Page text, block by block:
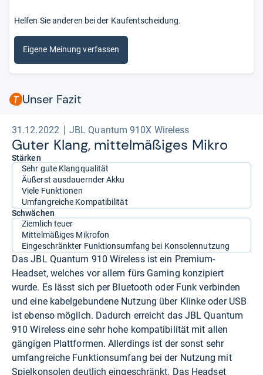
Helfen Sie anderen bei der Kaufentscheidung.
Eigene Meinung verfassen
Unser Fazit
31.12.2022 JBL Quantum 910X Wireless
Guter Klang, mit­tel­mä­ßi­ges Mikro
Stärken
Sehr gute Klangqualität
Äußerst ausdauernder Akku
Viele Funktionen
Umfangreiche Kompatibilität
Schwächen
Ziemlich teuer
Mittelmäßiges Mikrofon
Eingeschränkter Funktionsumfang bei Konsolennutzung
Das JBL Quantum 910 Wireless ist ein Premium-
Headset, welches vor allem fürs Gaming konzipiert
wurde. Es lässt sich per Bluetooth oder Funk verbinden
und eine kabelgebundene Nutzung über Klinke oder USB
ist ebenso möglich. Dadurch erreicht das JBL Quantum
910 Wireless eine sehr hohe kompatibilität mit allen
gängigen Plattformen. Allerdings ist der sonst sehr
umfangreiche Funktionsumfang bei der Nutzung mit
Spielkonsolen deutlich eingeschränkt. Das Headset